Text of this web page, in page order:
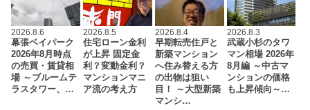
2026.8.6
幕張ベイパーク
2026年8月時点
の売買・賃貸相
場 ～ブルームテ
ラスタワー、…
2026.8.5
住宅ローン金利
が上昇 固定金
利？変動金利？
マンションマニ
ア流の考え方
2026.8.4
早期転売住戸と
新築マンション
へ住み替える方
の出物は狙い
目！ ～大型新築
マンシ…
2026.8.3
武蔵小杉のタワ
マン相場 2026年
8月編 ～中古マ
ンションの価格
も上昇傾向～…